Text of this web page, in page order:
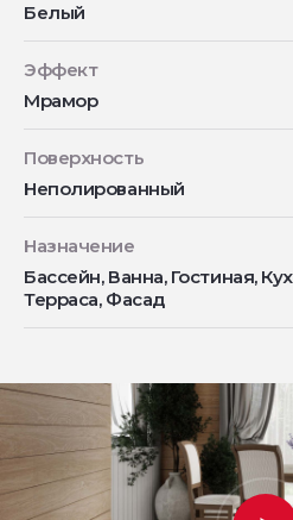
Белый
Эффект
Мрамор
Поверхность
Неполированный
Назначение
Бассейн, Ванна, Гостиная,
Терраса, Фасад